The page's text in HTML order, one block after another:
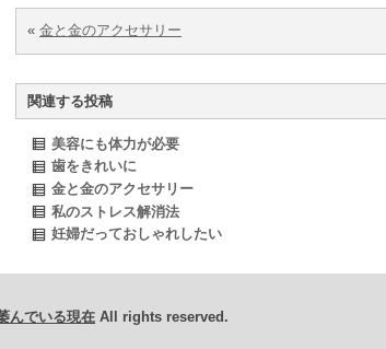
« 金と金のアクセサリー
関連する投稿
美容にも体力が必要
歯をきれいに
金と金のアクセサリー
私のストレス解消法
妊婦だっておしゃれしたい
んでいる現在 All rights reserved.